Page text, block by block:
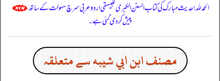
الحمدللہ! حدیث مبارک کی کتاب السنن الكبرى للبيهقي اردو عربی سرچ سہولت کے ساتھ
پیش کر دی گئی ہے۔
مصنف ابن ابي شيبه سے متعلقہ